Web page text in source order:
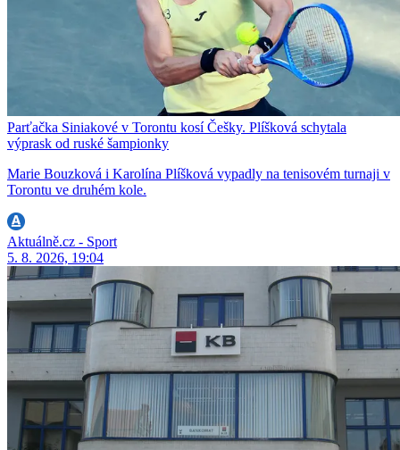
Parťačka Siniakové v Torontu kosí Češky. Plíšková schytala
výprask od ruské šampionky
Marie Bouzková i Karolína Plíšková vypadly na tenisovém turnaji v
Torontu ve druhém kole.
Aktuálně.cz - Sport
5. 8. 2026, 19:04